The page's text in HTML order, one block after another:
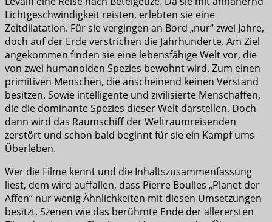
Lichtgeschwindigkeit reisten, erlebten sie eine
Zeitdilatation. Für sie vergingen an Bord „nur“ zwei Jahre,
doch auf der Erde verstrichen die Jahrhunderte. Am Ziel
angekommen finden sie eine lebensfähige Welt vor, die
von zwei humanoiden Spezies bewohnt wird. Zum einen
primitiven Menschen, die anscheinend keinen Verstand
besitzen. Sowie intelligente und zivilisierte Menschaffen,
die die dominante Spezies dieser Welt darstellen. Doch
dann wird das Raumschiff der Weltraumreisenden
zerstört und schon bald beginnt für sie ein Kampf ums
Überleben.
Wer die Filme kennt und die Inhaltszusammenfassung
liest, dem wird auffallen, dass Pierre Boulles „Planet der
Affen“ nur wenig Ähnlichkeiten mit diesen Umsetzungen
besitzt. Szenen wie das berühmte Ende der allerersten